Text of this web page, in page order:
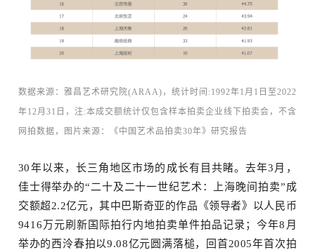
数据来源： 雅昌艺术研究院(ARAA)，统计时间:1992年1月1日至2022
年12月31日，注:本成交额统计仅包含样本拍卖企业线下拍卖会，不含
网拍数据，图片来源：
《中国艺术品拍卖30年》研究报告
30年以来，长三角地区市场的成长有目共睹。去年3月，
佳士得举办的“二十及二十一世纪艺术：上海晚间拍卖”成
交额超2.2亿元，其中巴斯奇亚的作品《领导者》以人民币
9416万元刷新国际拍行内地拍卖单件拍品记录；今年8月
举办的西泠春拍以9.08亿元圆满落槌，回首2005年首次拍